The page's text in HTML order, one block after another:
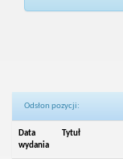
Odsłon pozycji:
Data
wydania
Tytuł